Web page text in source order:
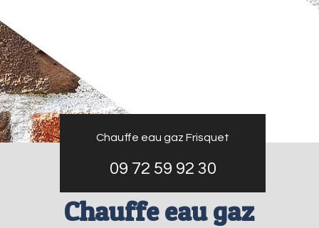
Chauffe eau gaz Frisquet
09 72 59 92 30
Chauffe eau gaz